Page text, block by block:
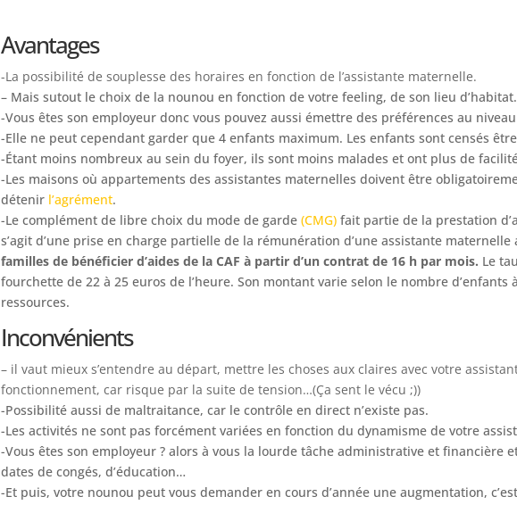
Avantages
-La possibilité de souplesse des horaires en fonction de l’assistante maternelle.
– Mais sutout le choix de la nounou en fonction de votre feeling, de son lieu d’habitat.
-Vous êtes son employeur donc vous pouvez aussi émettre des préférences au
-Elle ne peut cependant garder que 4 enfants maximum. Les enfants sont censés
-Étant moins nombreux au sein du foyer, ils sont moins malades et ont plus de
-Les maisons où appartements des assistantes maternelles doivent être
détenir l’agrément.
-Le complément de libre choix du mode de garde (CMG)fait partie de la prestation
s’agit d’une prise en charge partielle de la rémunération d’une assistante maternelle
familles de bénéficier d’aides de la CAF à partir d’un contrat de 16 h par mois. Le
fourchette de 22 à 25 euros de l’heure. Son montant varie selon le nombre d’enfants
ressources.
Inconvénients
– il vaut mieux s’entendre au départ, mettre les choses aux claires avec votre
fonctionnement, car risque par la suite de tension…(Ça sent le vécu ;))
-Possibilité aussi de maltraitance, car le contrôle en direct n’existe pas.
-Les activités ne sont pas forcément variées en fonction du dynamisme de votre
-Vous êtes son employeur ? alors à vous la lourde tâche administrative et financière
dates de congés, d’éducation…
-Et puis, votre nounou peut vous demander en cours d’année une augmentation,